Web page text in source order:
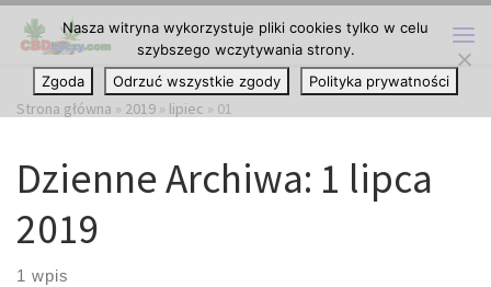
Przejdź do treści
Strona główna » 2019 » lipiec » 01
Dzienne Archiwa: 1 lipca
2019
1 wpis
Nasza witryna wykorzystuje pliki cookies tylko w celu
szybszego wczytywania strony.
Zgoda
Odrzuć wszystkie zgody Polityka prywatności